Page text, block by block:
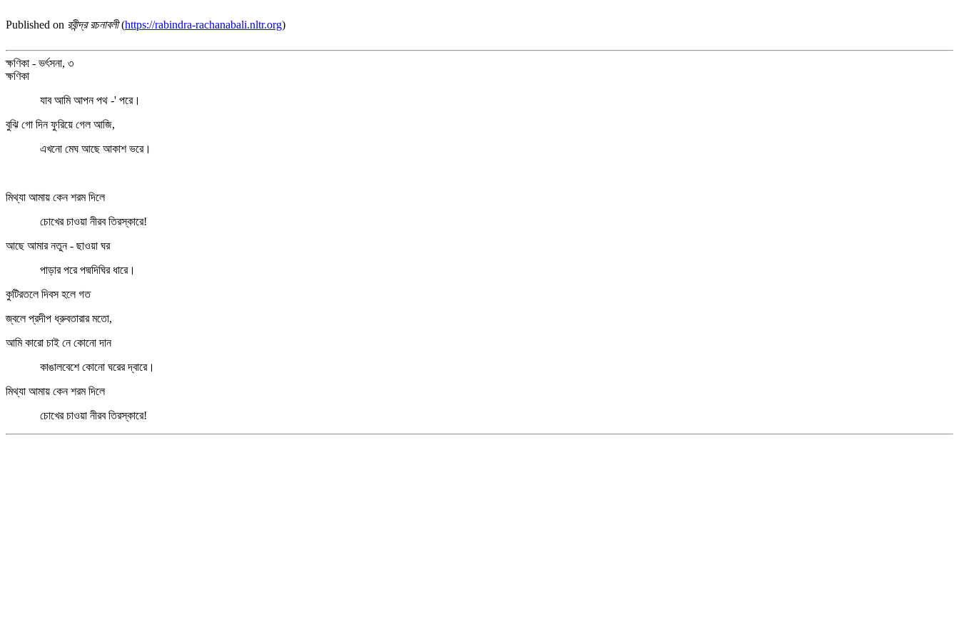
Published on রবীন্দ্র রচনাবলী(https://rabindra-rachanabali.nltr.org)
ক্ষণিকা - ভর্ৎসনা, ৩
ক্ষণিকা
যাব আমি আপন পথ -' পরে।
বুঝি গো দিন ফুরিয়ে গেল আজি,
এখনো মেঘ আছে আকাশ ভরে।
মিথ্যা আমায় কেন শরম দিলে
চোখের চাওয়া নীরব তিরস্কারে!
আছে আমার নতুন - ছাওয়া ঘর
পাড়ার পরে পদ্মদিঘির ধারে।
কুটিরতলে দিবস হলে গত
জ্বলে প্রদীপ ধ্রুবতারার মতো,
আমি কারো চাই নে কোনো দান
কাঙালবেশে কোনো ঘরের দ্বারে।
মিথ্যা আমায় কেন শরম দিলে
চোখের চাওয়া নীরব তিরস্কারে!